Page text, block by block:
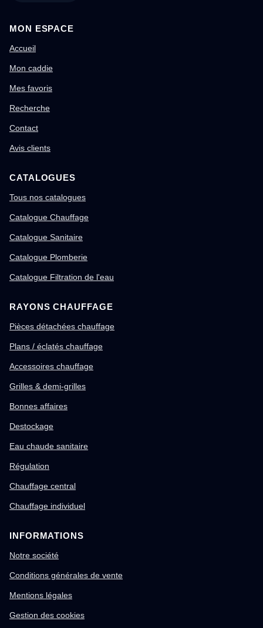
MON ESPACE
Accueil
Mon caddie
Mes favoris
Recherche
Contact
Avis clients
CATALOGUES
Tous nos catalogues
Catalogue Chauffage
Catalogue Sanitaire
Catalogue Plomberie
Catalogue Filtration de l'eau
RAYONS CHAUFFAGE
Pièces détachées chauffage
Plans / éclatés chauffage
Accessoires chauffage
Grilles & demi-grilles
Bonnes affaires
Destockage
Eau chaude sanitaire
Régulation
Chauffage central
Chauffage individuel
INFORMATIONS
Notre société
Conditions générales de vente
Mentions légales
Gestion des cookies